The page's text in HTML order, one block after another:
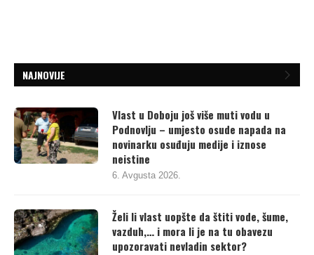
NAJNOVIJE
Vlast u Doboju još više muti vodu u
Podnovlju – umjesto osude napada na
novinarku osuđuju medije i iznose
neistine
6. Avgusta 2026.
Želi li vlast uopšte da štiti vode, šume,
vazduh,… i mora li je na tu obavezu
upozoravati nevladin sektor?